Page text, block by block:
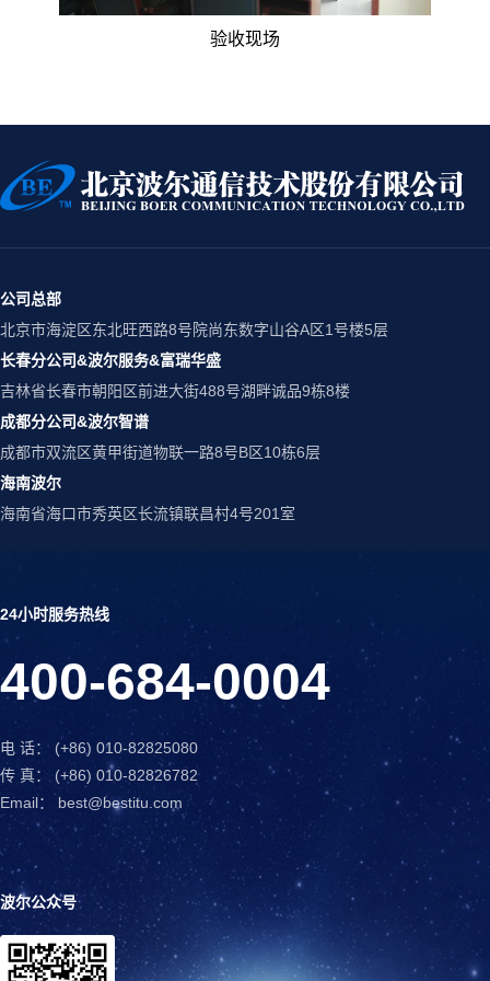
验收现场
公司总部
北京市海淀区东北旺西路8号院尚东数字山谷A区1号楼5层
长春分公司&波尔服务&富瑞华盛
吉林省长春市朝阳区前进大街488号湖畔诚品9栋8楼
成都分公司&波尔智谱
成都市双流区黄甲街道物联一路8号B区10栋6层
海南波尔
海南省海口市秀英区长流镇联昌村4号201室
24小时服务热线
400-684-0004
电 话： (+86) 010-82825080
传 真： (+86) 010-82826782
Email： best@bestitu.com
波尔公众号